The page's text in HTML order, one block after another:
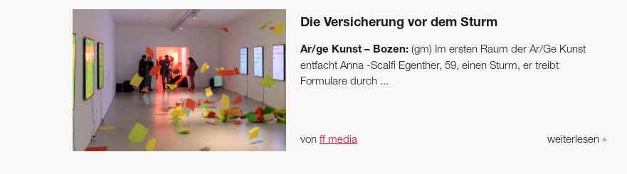
Die Versicherung vor dem Sturm
Ar/ge Kunst – Bozen: (gm) Im ersten Raum der Ar/Ge Kunst
entfacht Anna -Scalfi Egenther, 59, einen Sturm, er treibt
Formulare durch ...
weiterlesen »
von ff media